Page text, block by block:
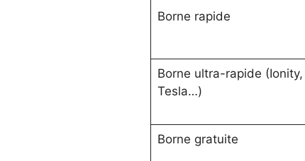
Borne rapide
Borne ultra-rapide (Ionity,
Tesla…)
Borne gratuite